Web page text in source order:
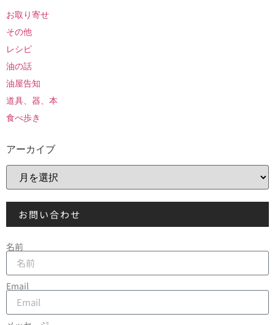
お取り寄せ
その他
レシピ
油の話
油屋告知
道具、器、本
食べ歩き
アーカイブ
お問い合わせ
名前
Email